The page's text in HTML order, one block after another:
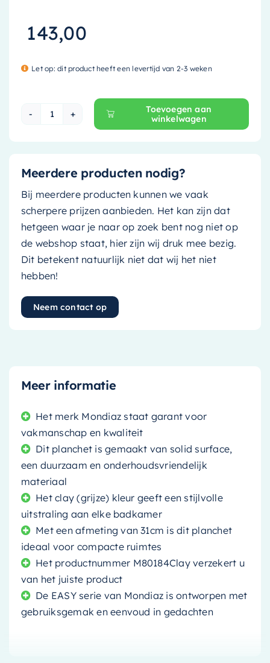
143,00
Let op: dit product heeft een levertijd van 2-3 weken
Mondiaz EASY Planchet - 31cm - solid
Toevoegen aan
winkelwagen
Meerdere producten nodig?
Bij meerdere producten kunnen we vaak
scherpere prijzen aanbieden. Het kan zijn dat
hetgeen waar je naar op zoek bent nog niet op
de webshop staat, hier zijn wij druk mee bezig.
Dit betekent natuurlijk niet dat wij het niet
hebben!
Neem contact op
Meer informatie
Het merk Mondiaz staat garant voor
vakmanschap en kwaliteit
Dit planchet is gemaakt van solid surface,
een duurzaam en onderhoudsvriendelijk
materiaal
Het clay (grijze) kleur geeft een stijlvolle
uitstraling aan elke badkamer
Met een afmeting van 31cm is dit planchet
ideaal voor compacte ruimtes
Het productnummer M80184Clay verzekert u
van het juiste product
De EASY serie van Mondiaz is ontworpen met
gebruiksgemak en eenvoud in gedachten